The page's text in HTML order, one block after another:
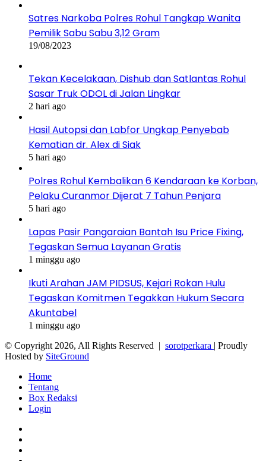
Satres Narkoba Polres Rohul Tangkap Wanita
Pemilik Sabu Sabu 3,12 Gram
19/08/2023
Tekan Kecelakaan, Dishub dan Satlantas Rohul
Sasar Truk ODOL di Jalan Lingkar
2 hari ago
Hasil Autopsi dan Labfor Ungkap Penyebab
Kematian dr. Alex di Siak
5 hari ago
Polres Rohul Kembalikan 6 Kendaraan ke Korban,
Pelaku Curanmor Dijerat 7 Tahun Penjara
5 hari ago
Lapas Pasir Pangaraian Bantah Isu Price Fixing,
Tegaskan Semua Layanan Gratis
1 minggu ago
Ikuti Arahan JAM PIDSUS, Kejari Rokan Hulu
Tegaskan Komitmen Tegakkan Hukum Secara
Akuntabel
1 minggu ago
© Copyright 2026, All Rights Reserved | sorotperkara | Proudly
Hosted by SiteGround
Home
Tentang
Box Redaksi
Login